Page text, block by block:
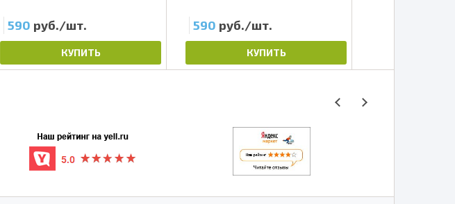
590 руб./шт.
КУПИТЬ
590 руб./шт.
КУПИТЬ